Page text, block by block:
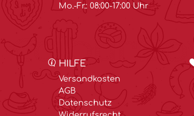
Mo.-Fr.: 08:00-17:00 Uhr
HILFE
Versandkosten
AGB
Datenschutz